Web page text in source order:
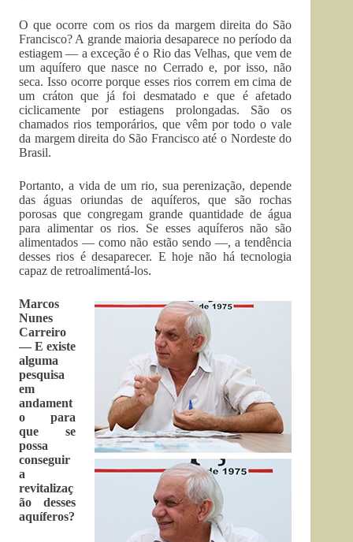
O que ocorre com os rios da margem direita do São
Francisco? A grande maioria desaparece no período da
estiagem — a exceção é o Rio das Velhas, que vem de
um aquífero que nasce no Cerrado e, por isso, não
seca. Isso ocorre porque esses rios correm em cima de
um cráton que já foi desmatado e que é afetado
ciclicamente por estiagens prolongadas. São os
chamados rios temporários, que vêm por todo o vale
da margem direita do São Francisco até o Nordeste do
Brasil.
Portanto, a vida de um rio, sua perenização, depende
das águas oriundas de aquíferos, que são rochas
porosas que congregam grande quantidade de água
para alimentar os rios. Se esses aquíferos não são
alimentados — como não estão sendo —, a tendência
desses rios é desaparecer. E hoje não há tecnologia
capaz de retroalimentá-los.
Marcos
Nunes
Carreiro
— E existe
alguma
pesquisa
em
andament
o para
que se
possa
conseguir
a
revitalizaç
ão desses
aquíferos?